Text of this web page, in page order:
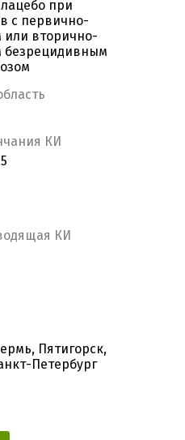
при
с первично-
вторично-
безрецидивным
КИ
КИ
Пятигорск,
Петербург